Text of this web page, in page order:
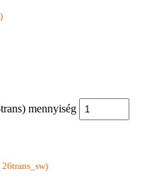
mennyiség